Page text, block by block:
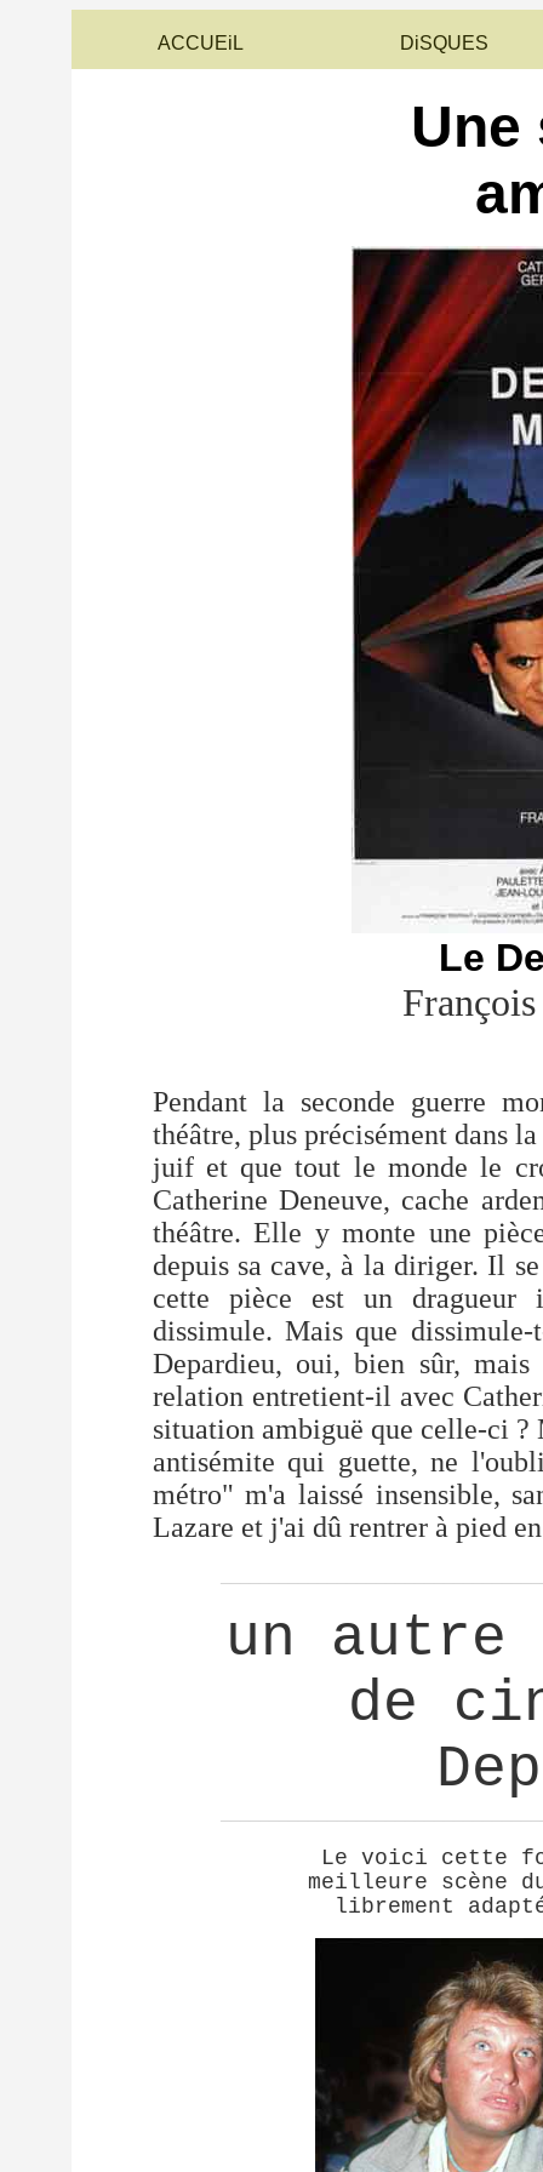
ACCUEiL DiSQUES
Une
Le
Pendant la seconde guerre
théâtre, plus précisément dans
juif et que tout le monde le
Catherine Deneuve, cache
théâtre. Elle y monte une
depuis sa cave, à la diriger. Il
cette pièce est un dragueur
dissimule. Mais que
Depardieu, oui, bien sûr,
relation entretient-il avec
situation ambiguë que celle-ci
antisémite qui guette, ne
métro" m'a laissé insensible,
Lazare et j'ai dû rentrer à pied
un autre
de
Le voici cette
meilleure scène
librement